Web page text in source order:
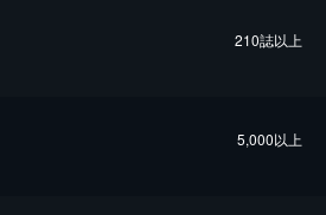
210誌以上
5,000以上